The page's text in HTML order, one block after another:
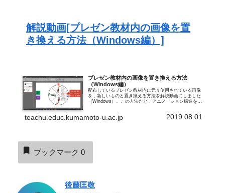
解説動画[プレゼン教材内の画像を置
き換える方法（Windows編）]
プレゼン教材内の画像を置き換える方法
（Windows編）
配布しているプレゼン教材内に元々使用されている画像
を，新しいものと置き換える方法を解説動画にしました
（Windows）。この方法だと，アニメーション構造を保
teachu.educ.kumamoto-u.ac.jp 2019.08.01
ブックマーク 0
後藤匡敬